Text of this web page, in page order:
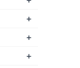
+
+
+